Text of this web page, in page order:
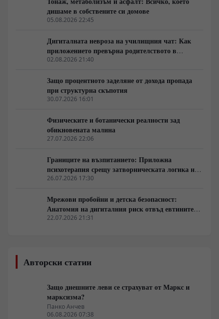
дишаме в собствените си домове
05.08.2026 22:45
Дигиталната невроза на училищния чат: Как
приложението превърна родителството в
денонощна кризисна медиация
02.08.2026 21:40
Защо процентното заделяне от дохода пропада
при структурна скъпотия
30.07.2026 16:01
Физическите и ботанически реалности зад
обикновената малина
27.07.2026 22:06
Границите на възпитанието: Приложна
психотерапия срещу затворническата логика на
доминирането
26.07.2026 17:30
Мрежови пробойни и детска безопасност:
Анатомия на дигиталния риск отвъд евтините
панически съвети
22.07.2026 21:31
Авторски статии
Защо днешните леви се страхуват от Маркс и
марксизма?
Панко Анчев
06.08.2026 07:38